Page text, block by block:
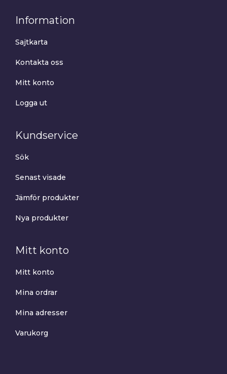
Information
Sajtkarta
Kontakta oss
Mitt konto
Logga ut
Kundservice
Sök
Senast visade
Jämför produkter
Nya produkter
Mitt konto
Mitt konto
Mina ordrar
Mina adresser
Varukorg